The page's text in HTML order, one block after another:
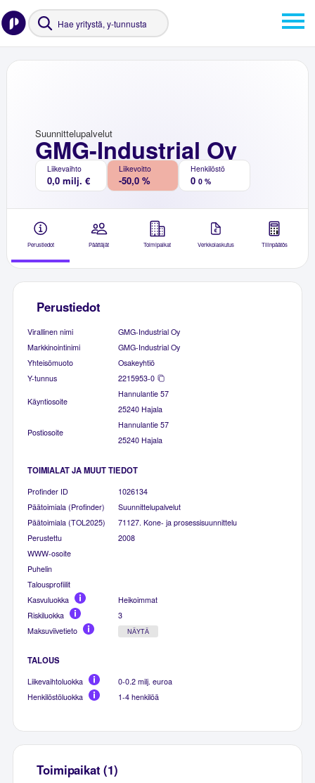
GMG-Industrial Oy
Suunnittelupalvelut
Liikevaihto
0,0 milj. €
Liikevoitto
-50,0 %
Henkilöstö
0 0 %
Perustiedot Päättäjät Toimipaikat Verkkolaskutus Tilinpäätös
Perustiedot
Virallinen nimi
GMG-Industrial Oy
Markkinointinimi
GMG-Industrial Oy
Yhteisömuoto
Osakeyhtiö
Y-tunnus
2215953-0
Käyntiosoite
Hannulantie 57
25240 Hajala
Postiosoite
Hannulantie 57
25240 Hajala
TOIMIALAT JA MUUT TIEDOT
Profinder ID
1026134
Päätoimiala (Profinder)
Suunnittelupalvelut
Päätoimiala (TOL2025)
71127. Kone- ja prosessisuunnittelu
Perustettu
2008
WWW-osoite
Puhelin
Talousprofiilit
Kasvuluokka
Heikoimmat
Riskiluokka
3
Maksuviivetieto
NÄYTÄ
TALOUS
Liikevaihtoluokka
0-0.2 milj. euroa
Henkilöstöluokka
1-4 henkilöä
Toimipaikat (1)